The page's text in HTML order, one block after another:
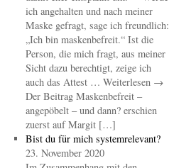
ich angehalten und nach meiner
Maske gefragt, sage ich freundlich:
„Ich bin maskenbefreit.“ Ist die
Person, die mich fragt, aus meiner
Sicht dazu berechtigt, zeige ich
auch das Attest … Weiterlesen →
Der Beitrag Maskenbefreit –
angepöbelt – und dann? erschien
zuerst auf Margit […]
Bist du für mich systemrelevant?
23. November 2020